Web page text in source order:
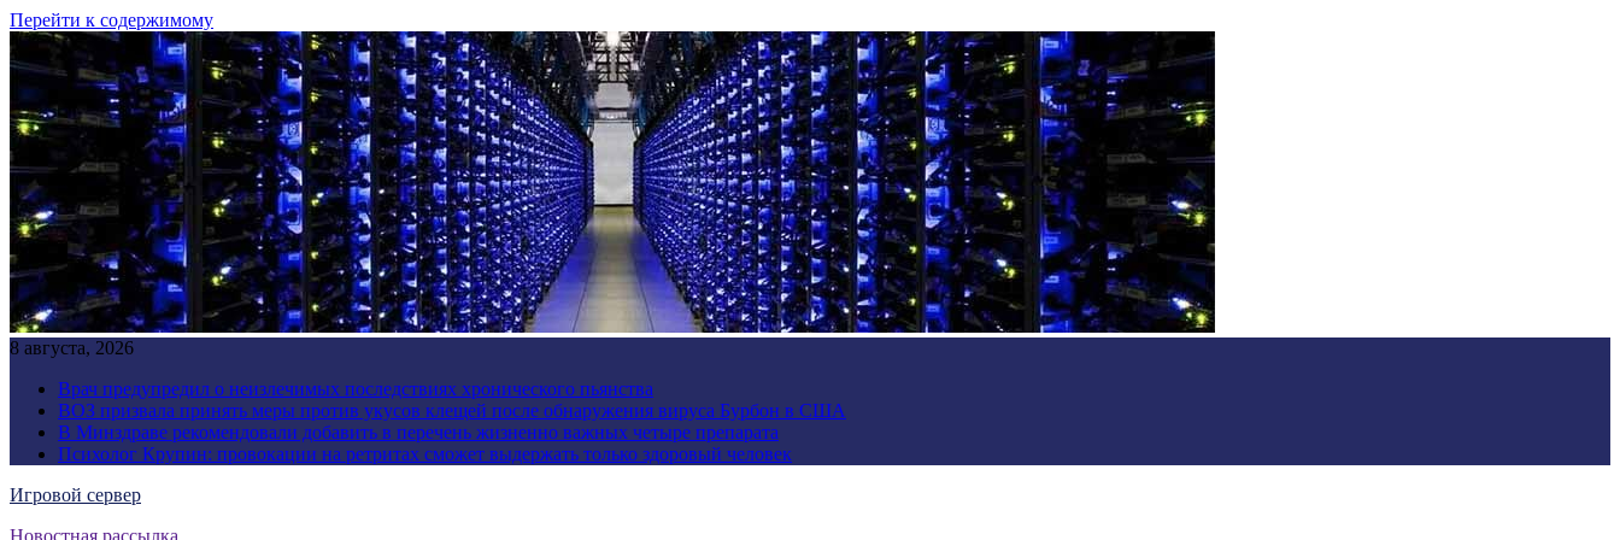
Перейти к содержимому
8 августа, 2026
Врач предупредил о неизлечимых последствиях хронического пьянства
ВОЗ призвала принять меры против укусов клещей после обнаружения вируса Бурбон в США
В Минздраве рекомендовали добавить в перечень жизненно важных четыре препарата
Психолог Крупин: провокации на ретритах сможет выдержать только здоровый человек
Игровой сервер
Новостная рассылка